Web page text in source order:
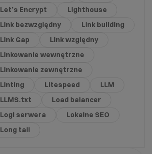
Let’s Encrypt
Lighthouse
Link bezwzględny
Link building
Link Gap
Link względny
Linkowanie wewnętrzne
Linkowanie zewnętrzne
Linting
Litespeed
LLM
LLMS.txt
Load balancer
Logi serwera
Lokalne SEO
Long tail